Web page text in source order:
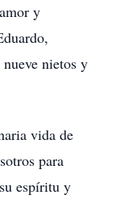
y
nietos y
vida de
para
espíritu y